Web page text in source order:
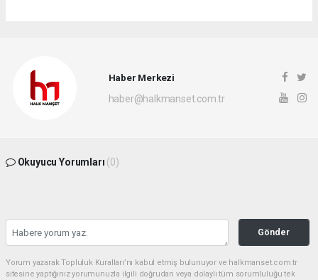
Haber Merkezi
haber@halkmanset.com.tr
Okuyucu Yorumları (0)
Gönder
Yorum yazarak Topluluk Kuralları’nı kabul etmiş bulunuyor ve halkmanset.com.tr
sitesine yaptığınız yorumunuzla ilgili doğrudan veya dolaylı tüm sorumluluğu tek